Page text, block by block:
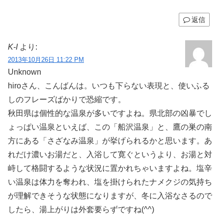
返信
K-I より:
2013年10月26日 11:22 PM
Unknown
hiroさん、こんばんは。いつも下らない表現と、使いふる
しのフレーズばかりで恐縮です。
秋田県は個性的な温泉が多いですよね。県北部の凶暴でし
ょっぱい温泉といえば、この「船沢温泉」と、鷹の巣の南
方にある「さざなみ温泉」が挙げられるかと思います。あ
れだけ濃いお湯だと、入浴して寛ぐというより、お湯と対
峙して格闘するような状況に置かれちゃいますよね。塩辛
い温泉は体力を奪われ、塩を掛けられたナメクジの気持ち
が理解できそうな状態になりますが、冬に入浴なさるので
したら、湯上がりは外套要らずですね(^^)